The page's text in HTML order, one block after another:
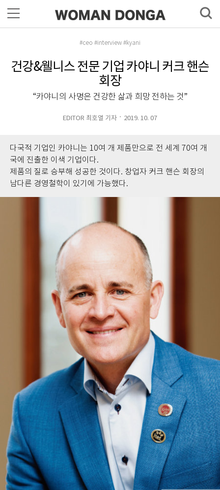
#ceo #interview #kyani
건강&웰니스 전문 기업 카야니 커크 핸슨
회장
“카야니의 사명은 건강한 삶과 희망 전하는 것”
EDITOR 최호열 기자 2019. 10. 07
다국적 기업인 카야니는 10여 개 제품만으로 전 세계 70여 개
국에 진출한 이색 기업이다.
제품의 질로 승부해 성공한 것이다. 창업자 커크 핸슨 회장의
남다른 경영철학이 있기에 가능했다.